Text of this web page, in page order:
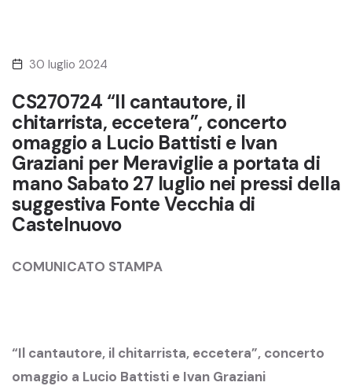
30 luglio 2024
CS270724 “Il cantautore, il
chitarrista, eccetera”, concerto
omaggio a Lucio Battisti e Ivan
Graziani per Meraviglie a portata di
mano Sabato 27 luglio nei pressi della
suggestiva Fonte Vecchia di
Castelnuovo
COMUNICATO STAMPA
“Il cantautore, il chitarrista, eccetera”, concerto
omaggio a Lucio Battisti e Ivan Graziani